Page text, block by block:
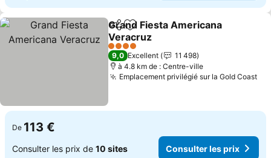
PartagerAjouter à mes favoris
Grand Fiesta Americana
Veracruz
Consulter les prix
4 Étoiles
9,0 Excellent
11 498
à 4.8 km de : Centre-ville
Emplacement privilégié sur la Gold Coast
De 113 €
Consulter les prix de 10 sites Consulter les prix